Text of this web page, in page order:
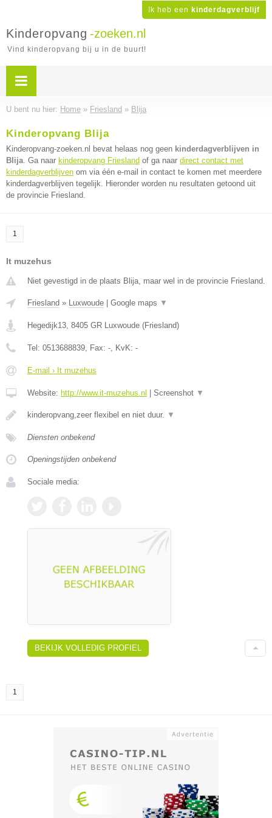
Ik heb een kinderdagverblijf
Kinderopvang -zoeken.nl
Vind kinderopvang bij u in de buurt!
U bent nu hier: Home » Friesland » Blija
Kinderopvang Blija
Kinderopvang-zoeken.nl bevat helaas nog geen kinderdagverblijven in
Blija. Ga naar kinderopvang Friesland of ga naar direct contact met
kinderdagverblijven om via één e-mail in contact te komen met meerdere
kinderdagverblijven tegelijk. Hieronder worden nu resultaten getoond uit
de provincie Friesland.
1
It muzehus
Niet gevestigd in de plaats Blija, maar wel in de provincie Friesland.
Friesland » Luxwoude Google maps ▼
Hegedijk13, 8405 GR Luxwoude (Friesland)
Tel: 0513688839, Fax: -, KvK: -
E-mail › It muzehus
Website: http://www.it-muzehus.nl Screenshot ▼
kinderopvang,zeer flexibel en niet duur. ▼
Diensten onbekend
Openingstijden onbekend
Sociale media:
BEKIJK VOLLEDIG PROFIEL
1